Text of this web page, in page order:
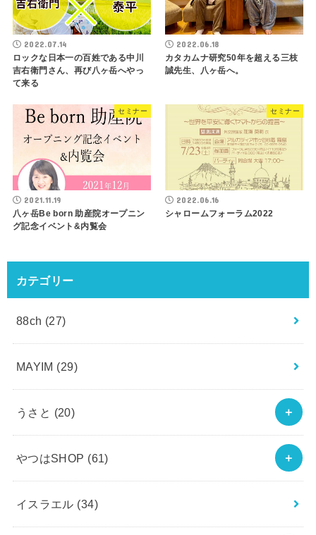
2022.07.14
ロックな日本一の百姓である中川
吉右衛門さん、再び八ヶ岳へやっ
て来る
2022.06.18
カタカムナ研究50年を超える三枝
誠先生、八ヶ岳へ。
セミナー
2021.11.19
八ヶ岳Be born 助産院オープニン
グ記念イベント&内覧会
セミナー
2022.06.16
シャロームフォーラム2022
カテゴリー
88ch (27)
MAYIM (29)
うさと (20)
やつはSHOP (61)
イスラエル (34)